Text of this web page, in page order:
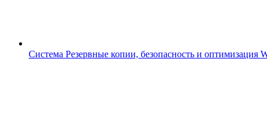
Система Резервные копии, безопасность и оптимизация